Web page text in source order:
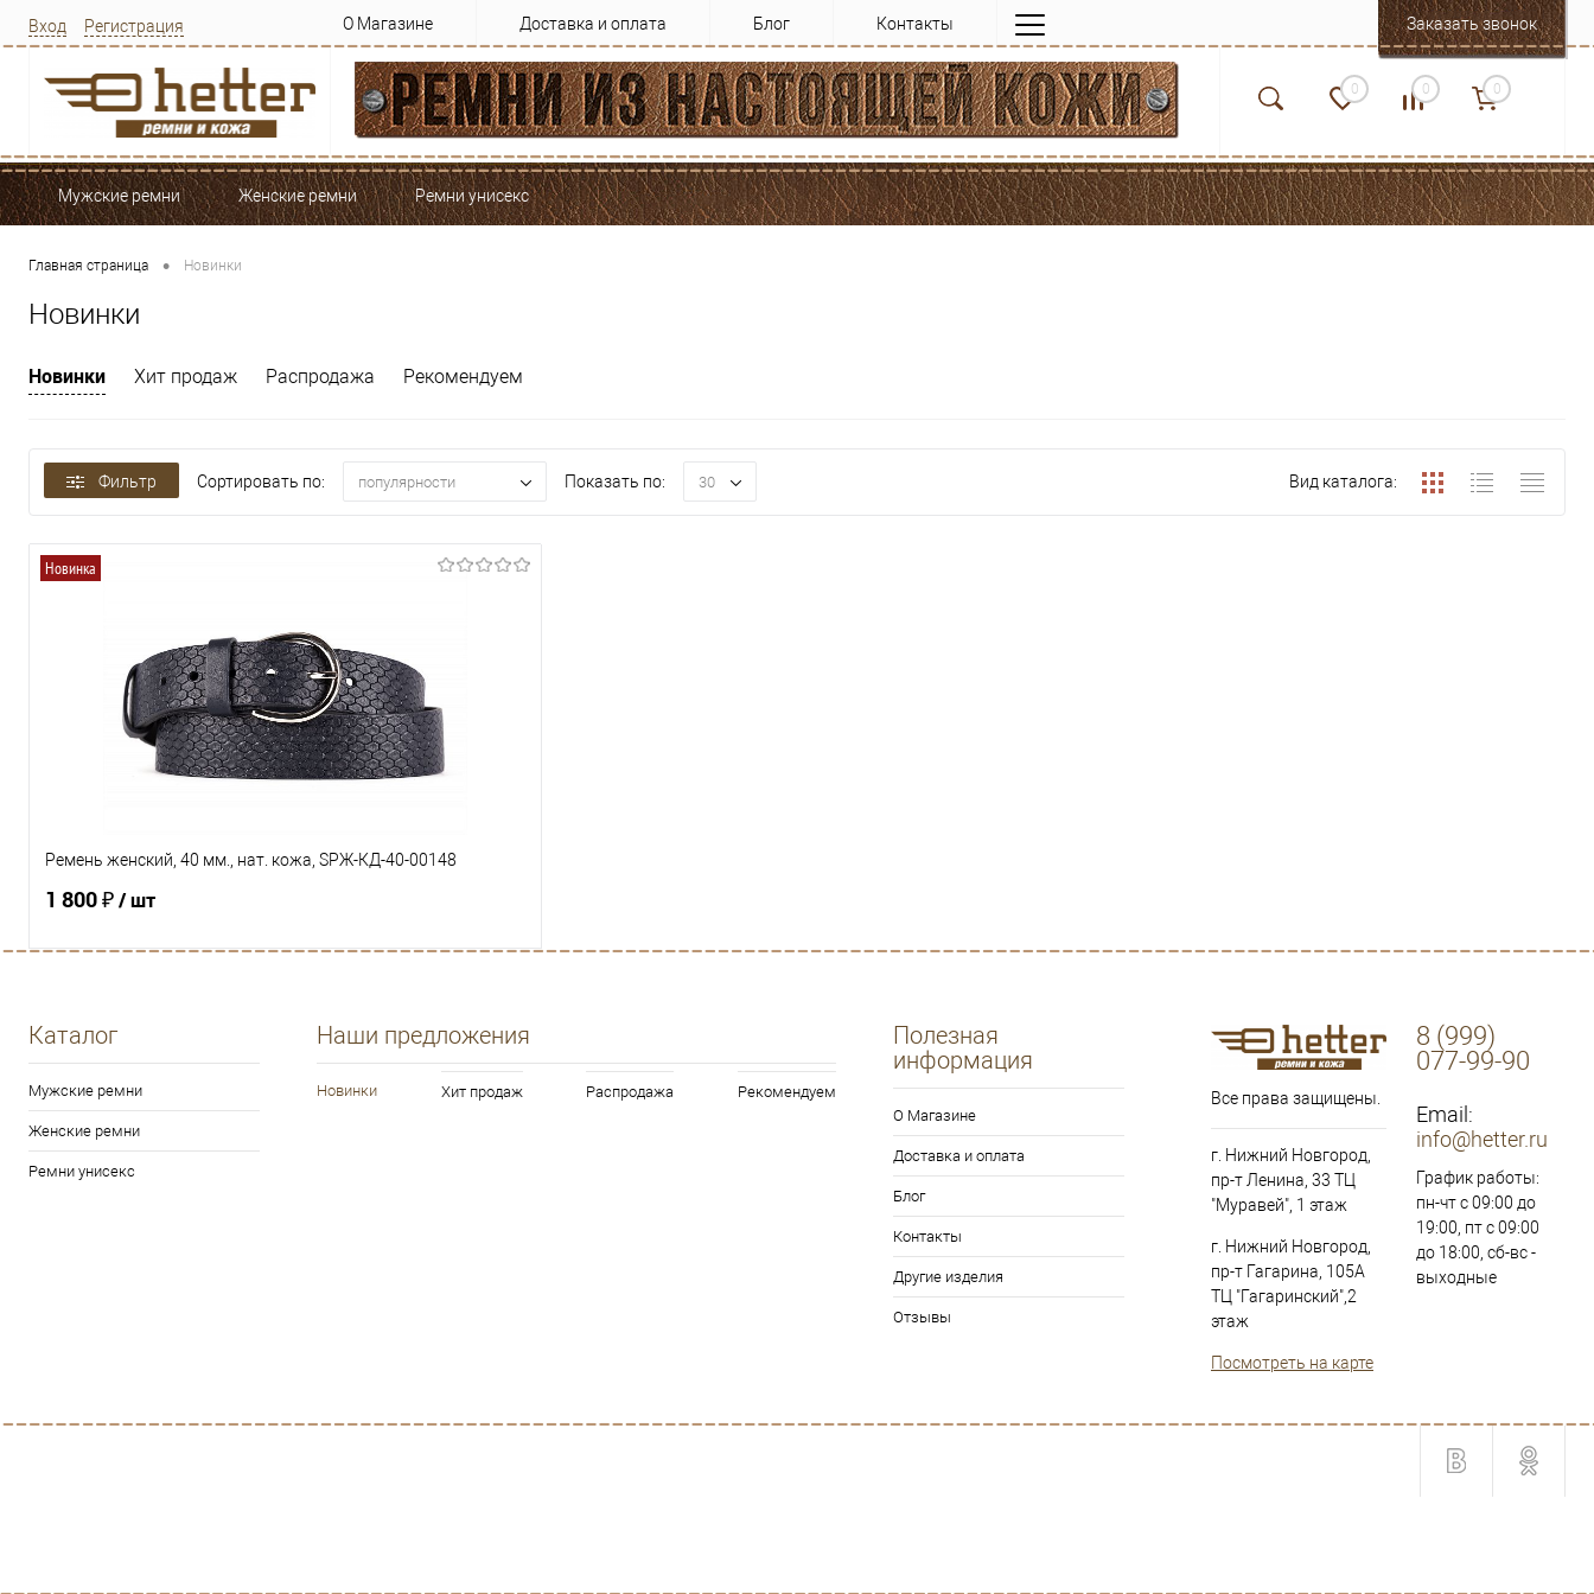
Вход Регистрация О Магазине Доставка и оплата Блог Контакты Заказать звонок
0 0 0
Мужские ремни Женские ремни Ремни унисекс
Главная страница • Новинки
Новинки
Новинки Хит продаж Распродажа Рекомендуем
Фильтр Сортировать по: популярности Показать по: 30 Вид каталога:
Новинка
Ремень женский, 40 мм., нат. кожа, SРЖ-КД-40-00148
1 800 ₽/ шт
Купить в 1 клик
Сравнение
В избранное
Под заказ
Характеристики
Каталог
Мужские ремни
Женские ремни
Ремни унисекс
Наши предложения
Новинки Хит продаж Распродажа Рекомендуем
Полезная
информация
О Магазине
Доставка и оплата
Блог
Контакты
Другие изделия
Отзывы
Все права защищены.
г. Нижний Новгород,
пр-т Ленина, 33 ТЦ
"Муравей", 1 этаж
г. Нижний Новгород,
пр-т Гагарина, 105А
ТЦ "Гагаринский",2
этаж
Посмотреть на карте
8 (999)
077-99-90
Email:
info@hetter.ru
График работы:
пн-чт с 09:00 до
19:00, пт с 09:00
до 18:00, сб-вс -
выходные